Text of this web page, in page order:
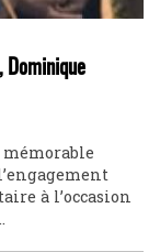
Dominique
à l’occasion